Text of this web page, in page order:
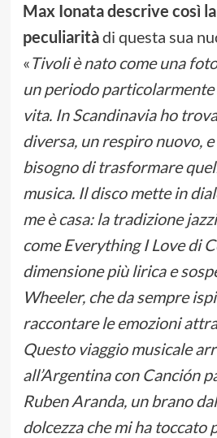
Max Ionata descrive così
peculiaritàdi questa sua
«Tivoli è nato come una
un periodo
vita. In Scandinavia ho
diversa, un respiro nuovo,
bisogno di trasformare
musica. Il disco mette in
me è casa: la tradizione
come Everything I Love di
dimensione più lirica e
Wheeler, che da sempre
raccontare le emozioni
Questo viaggio musicale
all’Argentina con Canción
Ruben Aranda, un brano
dolcezza che mi ha toccato